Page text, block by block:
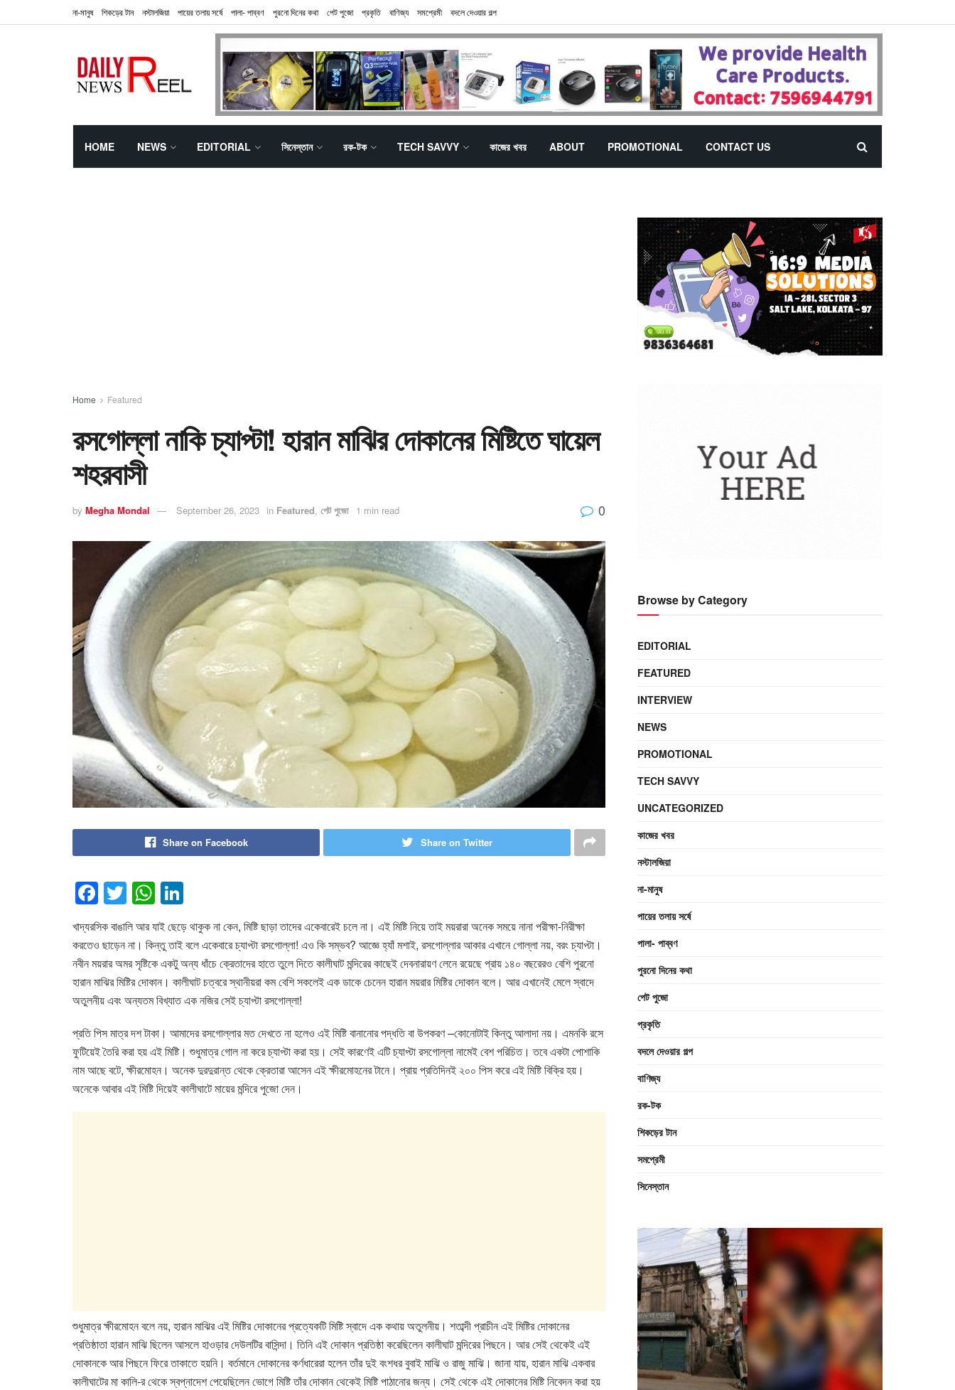
না-মানুষ শিকড়ের টান নস্টালজিয়া পায়ের তলায় সর্ষে পালা- পাব্বণ পুরনো দিনের কথা পেট পুজো প্রকৃতি বাণিজ্য সমপ্রেমী বদলে দেওয়ার গল্প
HOME NEWS EDITORIAL সিনেস্তান রক-টক TECH SAVVY কাজের খবর ABOUT PROMOTIONAL CONTACT US
Home Featured
রসগোল্লা নাকি চ্যাপ্টা! হারান মাঝির দোকানের মিষ্টিতে ঘায়েল
শহরবাসী
by Megha Mondal September 26, 2023 in Featured, পেট পুজো 1 min read 0
Share on Facebook Share on Twitter
F
a
c
e
b
o
o
k
T
wi
tt
er
W
h
at
s
A
p
p
n
k
e
dI
n
খাদ্যরসিক বাঙালি আর যাই ছেড়ে থাকুক না কেন, মিষ্টি ছাড়া তাদের একেবারেই চলে না। এই মিষ্টি নিয়ে তাই ময়রারা অনেক সময়ে নানা পরীক্ষা-নিরীক্ষা
করতেও ছাড়েন না। কিন্তু তাই বলে একেবারে চ্যাপ্টা রসগোল্লা! এও কি সম্ভব? আজ্ঞে হ্যাঁ মশাই, রসগোল্লার আকার এখানে গোল্লা নয়, বরং চ্যাপ্টা।
নবীন ময়রার অমর সৃষ্টিকে একটু অন্য ধাঁচে ক্রেতাদের হাতে তুলে দিতে কালীঘাট মন্দিরের কাছেই দেবনারায়ণ লেনে রয়েছে প্রায় ১৪০ বছরেরও বেশি পুরনো
হারান মাঝির মিষ্টির দোকান। কালীঘাট চত্বরে স্থানীয়রা কম বেশি সকলেই এক ডাকে চেনেন হারান ময়রার মিষ্টির দোকান বলে। আর এখানেই মেলে স্বাদে
অতুলনীয় এবং অন্যতম বিখ্যাত এক নজির সেই চ্যাপ্টা রসগোল্লা!
প্রতি পিস মাত্র দশ টাকা। আমাদের রসগোল্লার মত দেখতে না হলেও এই মিষ্টি বানানোর পদ্ধতি বা উপকরণ –কোনোটাই কিন্তু আলাদা নয়। এমনকি রসে
ফুটিয়েই তৈরি করা হয় এই মিষ্টি। শুধুমাত্র গোল না করে চ্যাপ্টা করা হয়। সেই কারণেই এটি চ্যাপ্টা রসগোল্লা নামেই বেশ পরিচিত। তবে একটা পোশাকি
নাম আছে বটে, ক্ষীরমোহন। অনেক দুরদুরান্ত থেকে ক্রেতারা আসেন এই ক্ষীরমোহনের টানে। প্রায় প্রতিদিনই ২০০ পিস করে এই মিষ্টি বিক্রি হয়।
অনেকে আবার এই মিষ্টি দিয়েই কালীঘাটে মায়ের মন্দিরে পুজো দেন।
শুধুমাত্র ক্ষীরমোহন বলে নয়, হারান মাঝির এই মিষ্টির দোকানের প্রত্যেকটি মিষ্টি স্বাদে এক কথায় অতুলনীয়। শতাব্দী প্রাচীন এই মিষ্টির দোকানের
প্রতিষ্ঠাতা হারান মাঝি ছিলেন আসলে হাওড়ার দেউলটির বাসিন্দা। তিনি এই দোকান প্রতিষ্ঠা করেছিলেন কালীঘাট মন্দিরের পিছনে। আর সেই থেকেই এই
দোকানকে আর পিছনে ফিরে তাকাতে হয়নি। বর্তমানে দোকানের কর্ণধারেরা হলেন তাঁর দুই বংশধর বুবাই মাঝি ও রাজু মাঝি। জানা যায়, হারান মাঝি একবার
কালীঘাটের মা কালি-র থেকে স্বপ্নাদেশ পেয়েছিলেন ভোগে মিষ্টি তাঁর দোকান থেকেই মিষ্টি পাঠানোর জন্য। সেই থেকে এই দোকানের মিষ্টি নিবেদন করা হয়
Browse by Category
EDITORIAL
FEATURED
INTERVIEW
NEWS
PROMOTIONAL
TECH SAVVY
UNCATEGORIZED
কাজের খবর
নস্টালজিয়া
না-মানুষ
পায়ের তলায় সর্ষে
পালা- পাব্বণ
পুরনো দিনের কথা
পেট পুজো
প্রকৃতি
বদলে দেওয়ার গল্প
বাণিজ্য
রক-টক
শিকড়ের টান
সমপ্রেমী
সিনেস্তান